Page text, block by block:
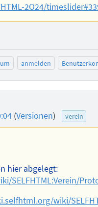
2O24/
anmelden
(Versionen) verein
hier abgelegt:
SELFHTML:Verein/
wiki/